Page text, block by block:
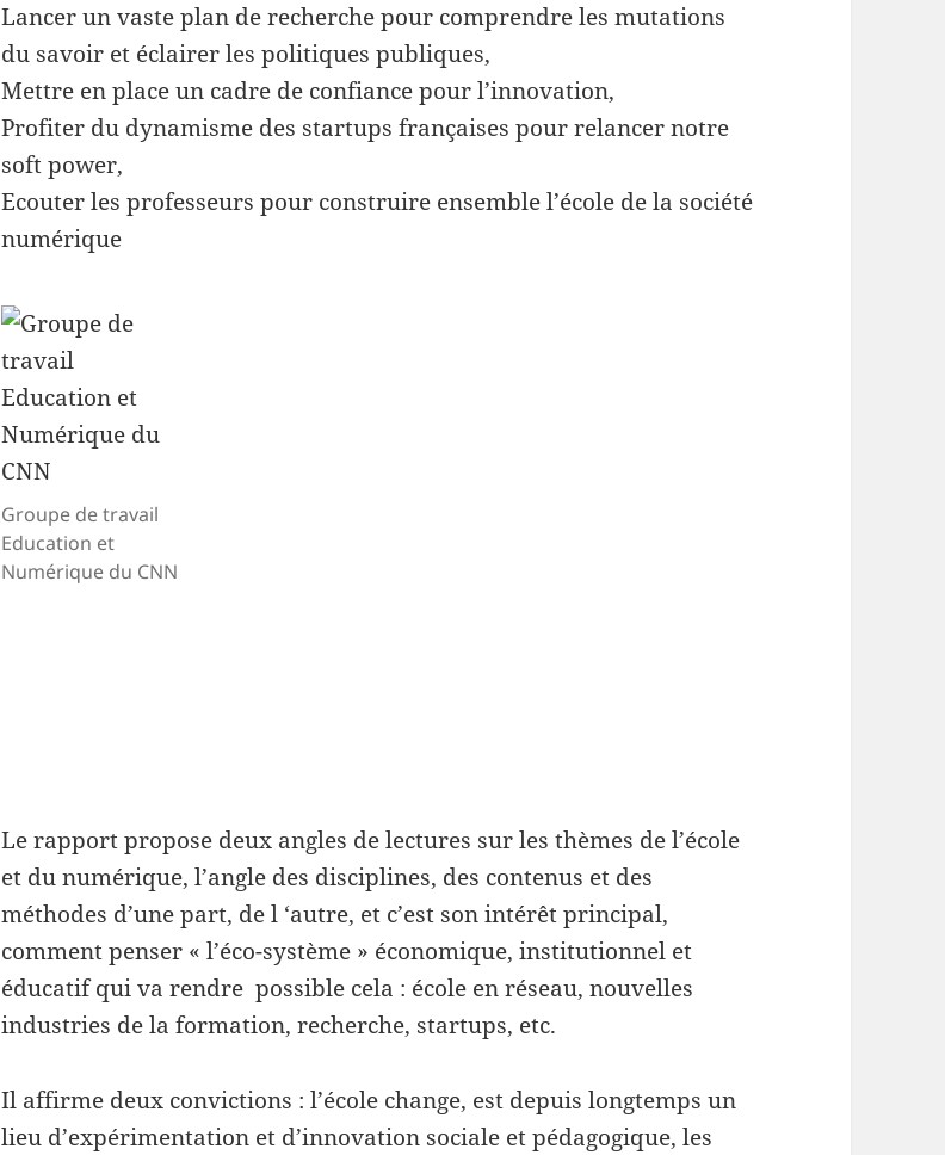
Lancer un vaste plan de recherche pour comprendre les mutations
du savoir et éclairer les politiques publiques,
Mettre en place un cadre de confiance pour l’innovation,
Profiter du dynamisme des startups françaises pour relancer notre
soft power,
Ecouter les professeurs pour construire ensemble l’école de la société
numérique
Groupe de travail
Education et
Numérique du CNN
Le rapport propose deux angles de lectures sur les thèmes de l’école
et du numérique, l’angle des disciplines, des contenus et des
méthodes d’une part, de l ‘autre, et c’est son intérêt principal,
comment penser « l’éco-système » économique, institutionnel et
éducatif qui va rendre possible cela : école en réseau, nouvelles
industries de la formation, recherche, startups, etc.
Il affirme deux convictions : l’école change, est depuis longtemps un
lieu d’expérimentation et d’innovation sociale et pédagogique, les